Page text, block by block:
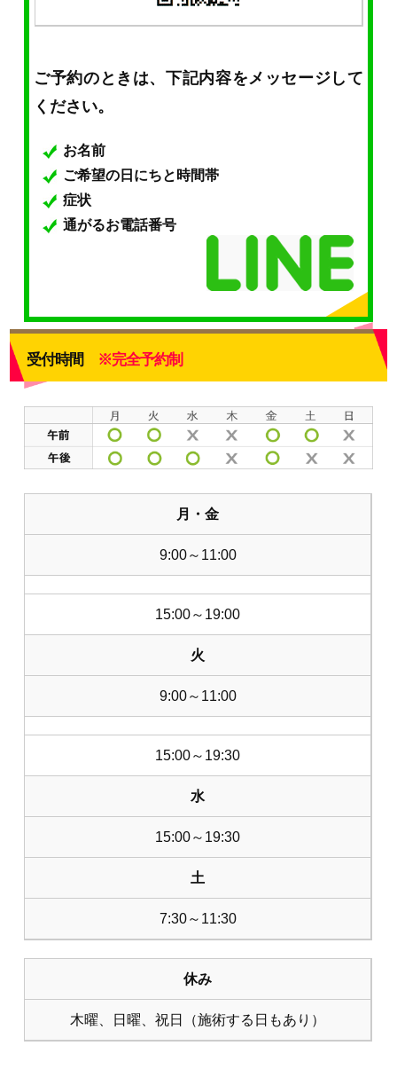
ご予約のときは、下記内容をメッセージして
ください。
お名前
ご希望の日にちと時間帯
症状
通がるお電話番号
受付時間 ※完全予約制
月・金
9:00～11:00
15:00～19:00
火
9:00～11:00
15:00～19:30
水
15:00～19:30
土
7:30～11:30
休み
木曜、日曜、祝日（施術する日もあり）